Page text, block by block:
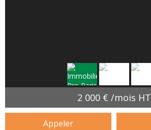
2 000 € /mois HT
Appeler